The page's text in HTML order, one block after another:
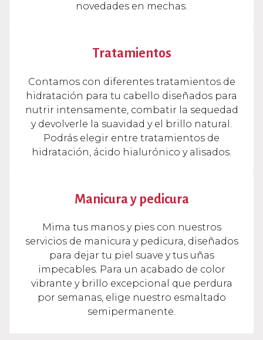
novedades en mechas.
Tratamientos
Contamos con diferentes tratamientos de
hidratación para tu cabello diseñados para
nutrir intensamente, combatir la sequedad
y devolverle la suavidad y el brillo natural.
Podrás elegir entre tratamientos de
hidratación, ácido hialurónico y alisados.
Manicura y pedicura
Mima tus manos y pies con nuestros
servicios de manicura y pedicura, diseñados
para dejar tu piel suave y tus uñas
impecables. Para un acabado de color
vibrante y brillo excepcional que perdura
por semanas, elige nuestro esmaltado
semipermanente.